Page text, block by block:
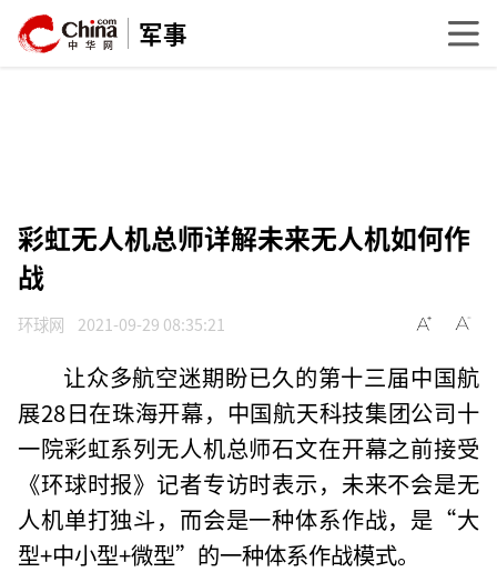
军事
彩虹无人机总师详解未来无人机如何作
战
环球网 2021-09-29 08:35:21
让众多航空迷期盼已久的第十三届中国航
展28日在珠海开幕，中国航天科技集团公司十
一院彩虹系列无人机总师石文在开幕之前接受
《环球时报》记者专访时表示，未来不会是无
人机单打独斗，而会是一种体系作战，是“大
型+中小型+微型”的一种体系作战模式。